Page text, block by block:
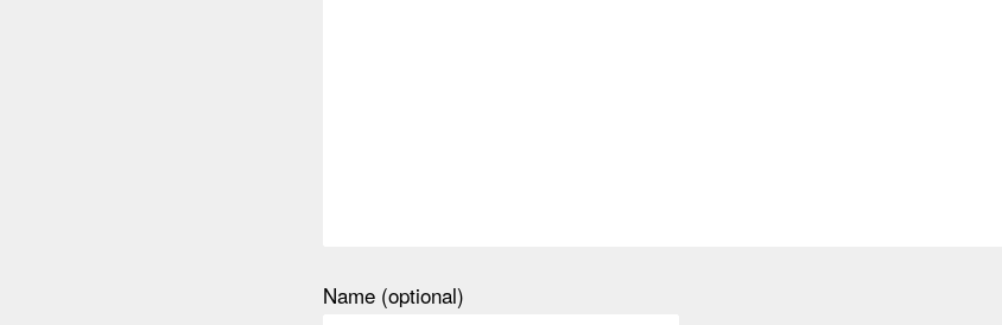
Name (optional)